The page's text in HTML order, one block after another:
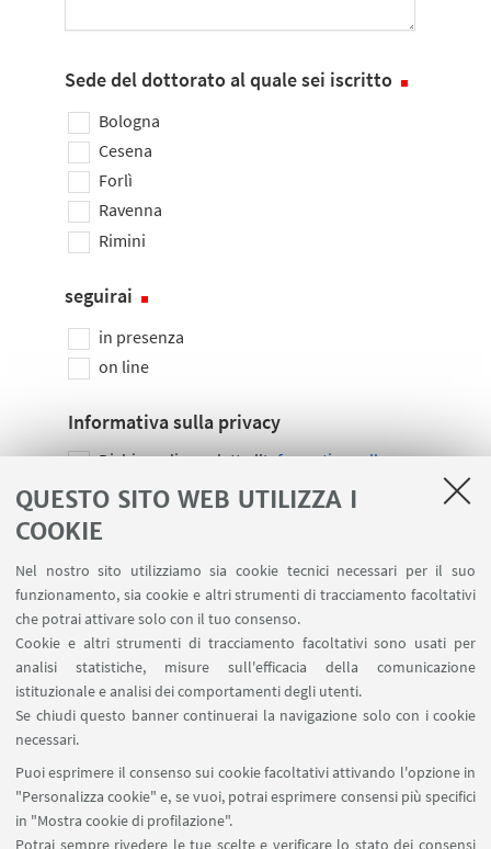
QUESTO SITO WEB UTILIZZA I
COOKIE
Nel nostro sito utilizziamo sia cookie tecnici necessari per il suo
funzionamento, sia cookie e altri strumenti di tracciamento facoltativi
che potrai attivare solo con il tuo consenso.
Cookie e altri strumenti di tracciamento facoltativi sono usati per
analisi statistiche, misure sull'efficacia della comunicazione
istituzionale e analisi dei comportamenti degli utenti.
Se chiudi questo banner continuerai la navigazione solo con i cookie
necessari.
Puoi esprimere il consenso sui cookie facoltativi attivando l'opzione in
"Personalizza cookie" e, se vuoi, potrai esprimere consensi più specifici
in "Mostra cookie di profilazione".
Potrai sempre rivedere le tue scelte e verificare lo stato dei consensi
Sede del dottorato al quale sei iscritto
Bologna
Cesena
Forlì
Ravenna
Rimini
seguirai
in presenza
on line
Informativa sulla privacy
Dichiaro di aver letto l'Informativa sulla
privacy
Dichiaro di voler ottenere l'iscrizione alla
punto II dell'informativa
Captcha
Il seguente controllo serve per prevenire
registrazioni automatiche. Seleziona il check: